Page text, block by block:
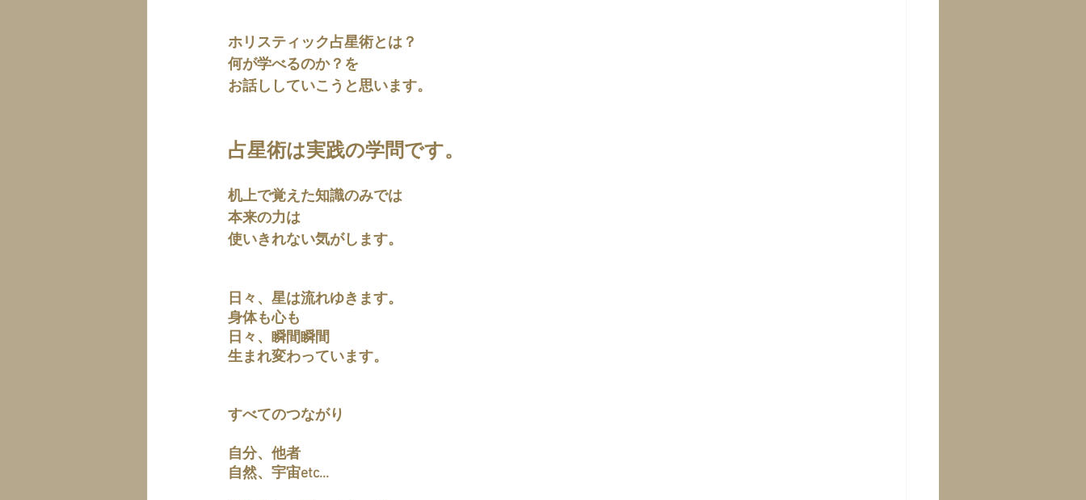
ホリスティック占星術とは？
何が学べるのか？を
お話ししていこうと思います。
占星術は実践の学問です。
机上で覚えた知識のみでは
本来の力は
使いきれない気がします。
日々、星は流れゆきます。
身体も心も
日々、瞬間瞬間
生まれ変わっています。
すべてのつながり
自分、他者
自然、宇宙etc...